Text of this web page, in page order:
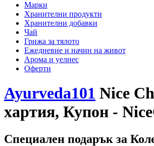
Марки
Хранителни продукти
Хранителни добавки
Чай
Грижа за тялото
Ежедневие и начин на живот
Арома и уелнес
Оферти
Ayurveda101 Nice
хартия, Купон -
Специален подарък за